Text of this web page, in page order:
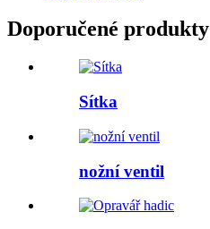
Doporučené produkty
Sítka
nožní ventil